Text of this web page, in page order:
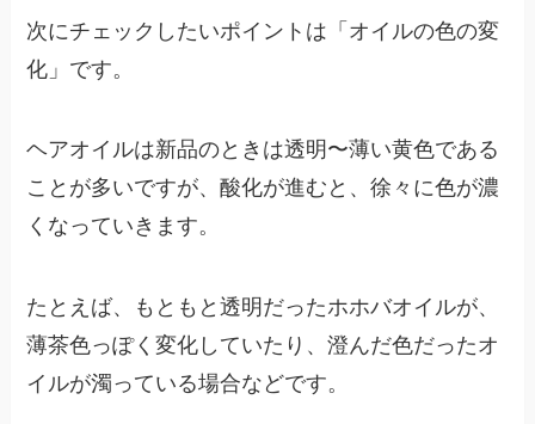
次にチェックしたいポイントは「オイルの色の変
化」です。
ヘアオイルは新品のときは透明〜薄い黄色である
ことが多いですが、酸化が進むと、徐々に色が濃
くなっていきます。
たとえば、もともと透明だったホホバオイルが、
薄茶色っぽく変化していたり、澄んだ色だったオ
イルが濁っている場合などです。